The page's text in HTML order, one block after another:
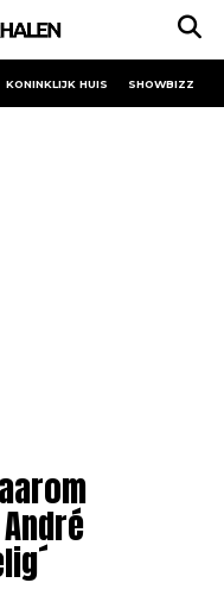
KONINKLIJK HUIS SHOWBIZZ